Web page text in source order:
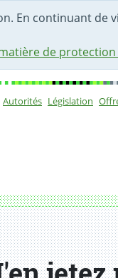
En continuant de
de protection
Autorités Législation